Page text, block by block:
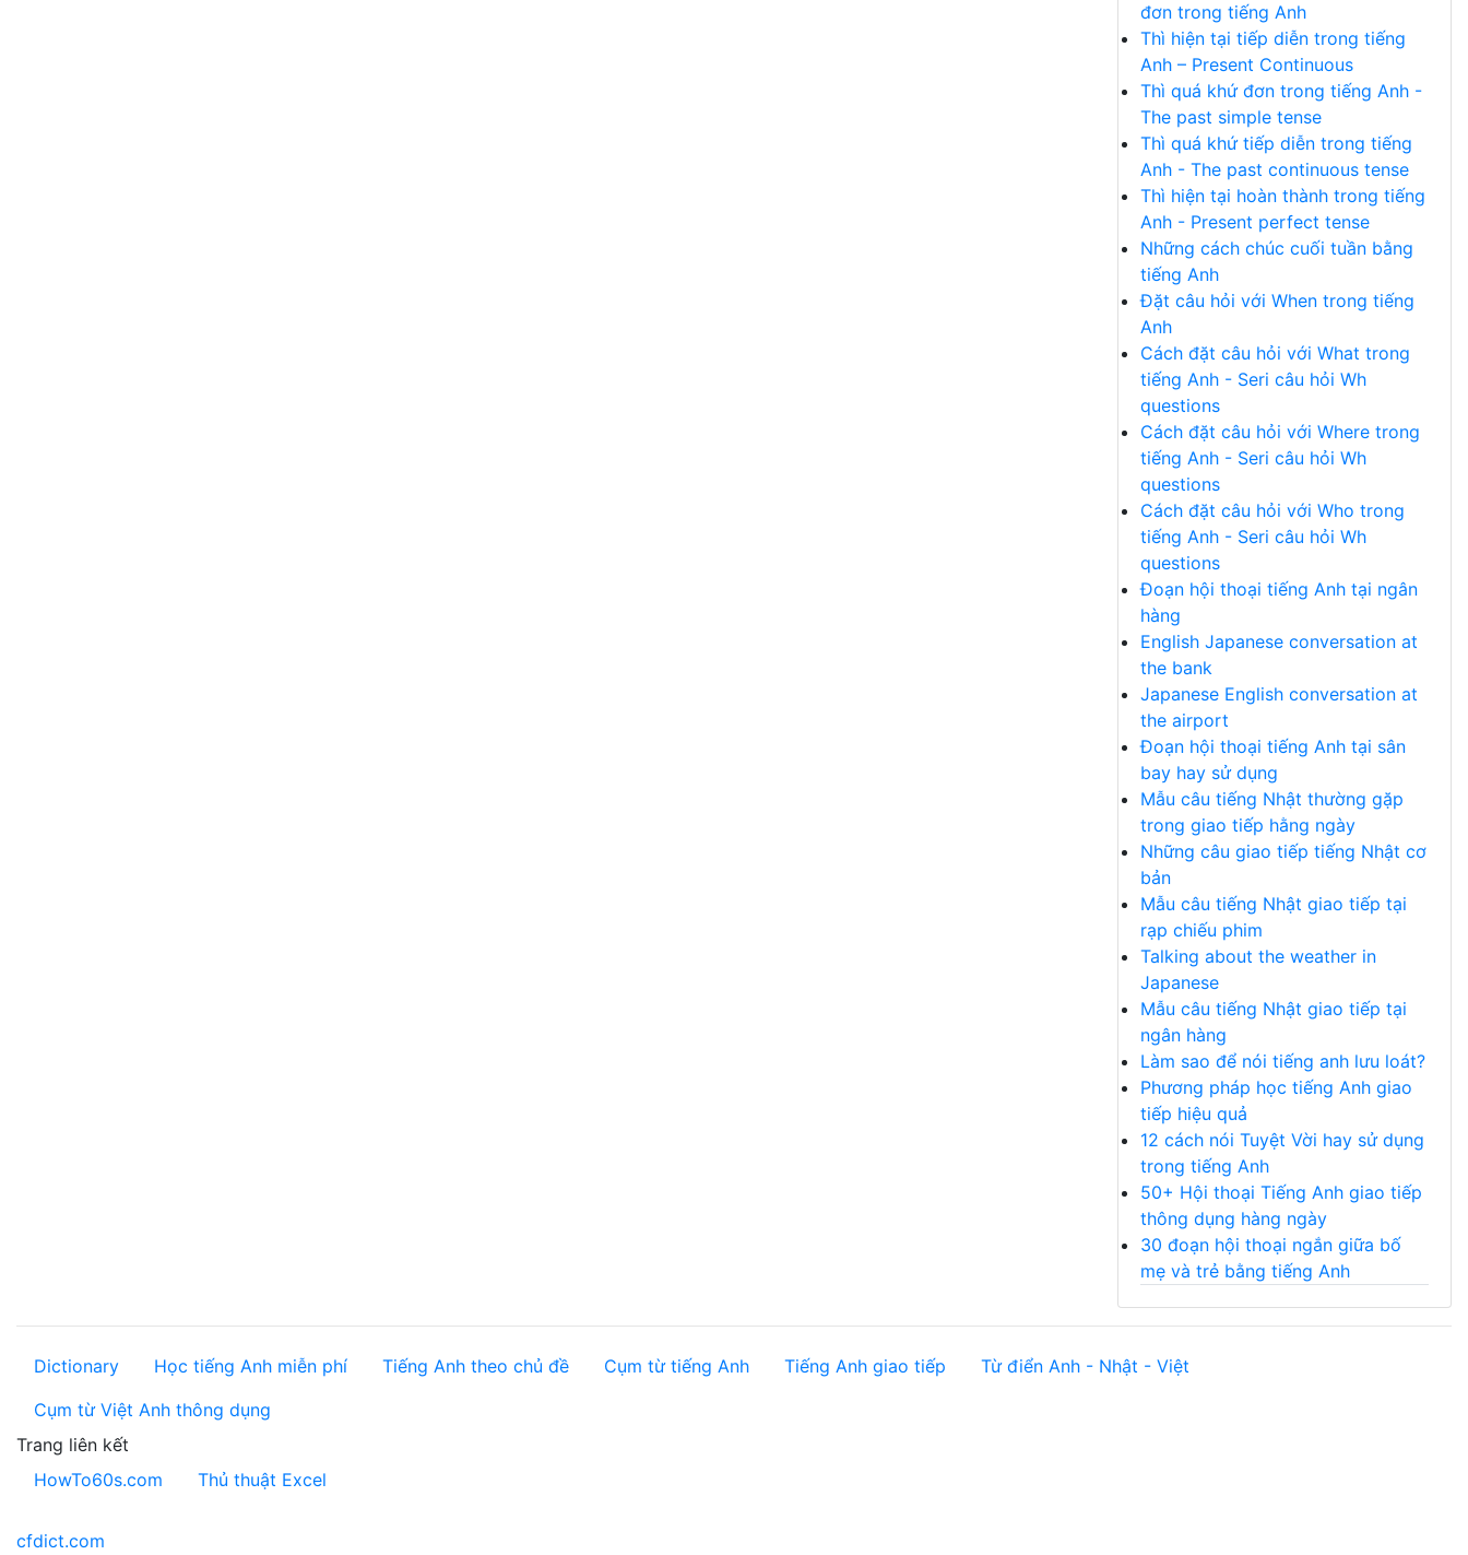
đơn trong tiếng Anh
Thì hiện tại tiếp diễn trong tiếng
Anh – Present Continuous
Thì quá khứ đơn trong tiếng Anh -
The past simple tense
Thì quá khứ tiếp diễn trong tiếng
Anh - The past continuous tense
Thì hiện tại hoàn thành trong tiếng
Anh - Present perfect tense
Những cách chúc cuối tuần bằng
tiếng Anh
Đặt câu hỏi với When trong tiếng
Anh
Cách đặt câu hỏi với What trong
tiếng Anh - Seri câu hỏi Wh
questions
Cách đặt câu hỏi với Where trong
tiếng Anh - Seri câu hỏi Wh
questions
Cách đặt câu hỏi với Who trong
tiếng Anh - Seri câu hỏi Wh
questions
Đoạn hội thoại tiếng Anh tại ngân
hàng
English Japanese conversation at
the bank
Japanese English conversation at
the airport
Đoạn hội thoại tiếng Anh tại sân
bay hay sử dụng
Mẫu câu tiếng Nhật thường gặp
trong giao tiếp hằng ngày
Những câu giao tiếp tiếng Nhật cơ
bản
Mẫu câu tiếng Nhật giao tiếp tại
rạp chiếu phim
Talking about the weather in
Japanese
Mẫu câu tiếng Nhật giao tiếp tại
ngân hàng
Làm sao để nói tiếng anh lưu loát?
Phương pháp học tiếng Anh giao
tiếp hiệu quả
12 cách nói Tuyệt Vời hay sử dụng
trong tiếng Anh
50+ Hội thoại Tiếng Anh giao tiếp
thông dụng hàng ngày
30 đoạn hội thoại ngắn giữa bố
mẹ và trẻ bằng tiếng Anh
Dictionary Học tiếng Anh miễn phí Tiếng Anh theo chủ đề Cụm từ tiếng Anh Tiếng Anh giao tiếp
Từ điển Anh - Nhật - Việt
Cụm từ Việt Anh thông dụng
Trang liên kết
HowTo60s.com
Thủ thuật Excel
cfdict.com